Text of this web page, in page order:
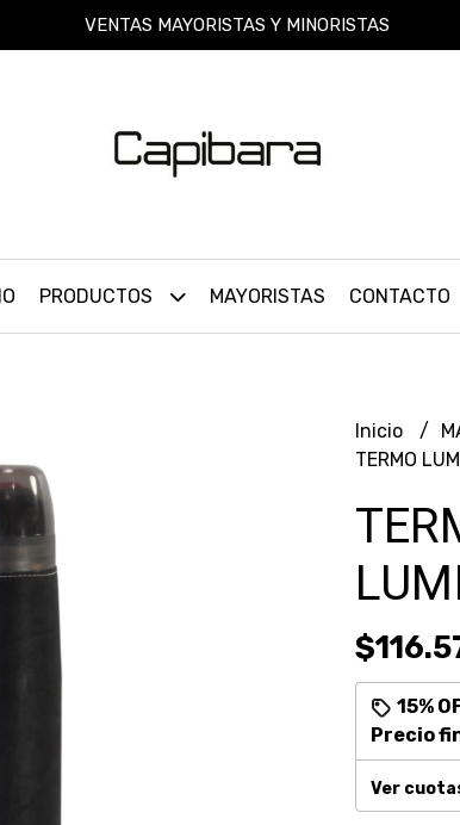
VENTAS MAYORISTAS Y MINORISTAS
PRODUCTOS MAYORISTAS CONTACTO
Inicio
TERMO
15%
Precio
Ver